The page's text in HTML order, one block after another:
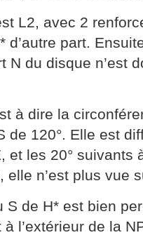
L2, avec 2
d’autre part.
N du disque n’est
à dire la
de 120°. Elle est
et les 20° suivants
elle n’est plus vue
S de H* est bien
l’extérieur de la